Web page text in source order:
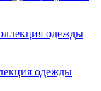
одежды